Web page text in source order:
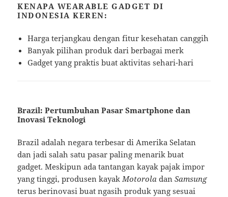
KENAPA WEARABLE GADGET DI
INDONESIA KEREN:
Harga terjangkau dengan fitur kesehatan canggih
Banyak pilihan produk dari berbagai merk
Gadget yang praktis buat aktivitas sehari-hari
Brazil: Pertumbuhan Pasar Smartphone dan
Inovasi Teknologi
Brazil adalah negara terbesar di Amerika Selatan
dan jadi salah satu pasar paling menarik buat
gadget. Meskipun ada tantangan kayak pajak impor
yang tinggi, produsen kayak Motorola danSamsung
terus berinovasi buat ngasih produk yang sesuai